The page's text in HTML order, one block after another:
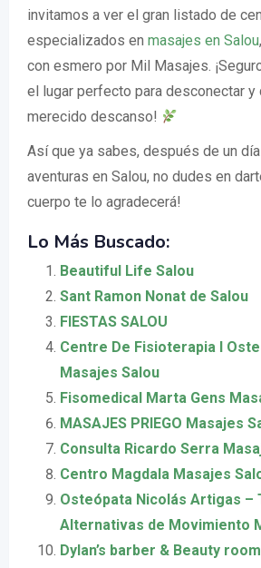
invitamos a ver el gran listado de
especializados en masajes en Salou
con esmero por Mil Masajes.
el lugar perfecto para desconectar y
merecido descanso!
Así que ya sabes, después de un
aventuras en Salou, no dudes en
cuerpo te lo agradecerá!
Lo Más Buscado:
Beautiful Life Salou
Sant Ramon Nonat de Salou
FIESTAS SALOU
Centre De Fisioterapia I
Masajes Salou
Fisomedical Marta Gens
MASAJES PRIEGO Masajes
Consulta Ricardo Serra
Centro Magdala Masajes
Osteópata Nicolás Artigas –
Alternativas de Movimiento
Dylan’s barber & Beauty